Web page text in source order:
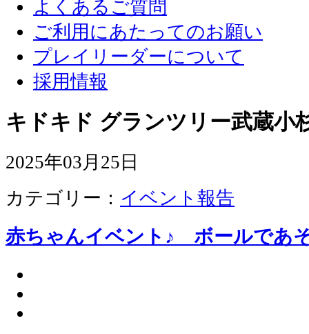
よくあるご質問
ご利用にあたってのお願い
プレイリーダーについて
採用情報
キドキド グランツリー武蔵小
2025年03月25日
カテゴリー： イベント報告
赤ちゃんイベント♪ ボールで